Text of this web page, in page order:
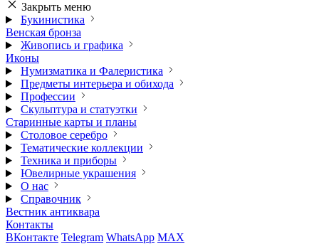
Закрыть меню
Букинистика
Венская бронза
Живопись и графика
Иконы
Нумизматика и Фалеристика
Предметы интерьера и обихода
Профессии
Скульптура и статуэтки
Старинные карты и планы
Столовое серебро
Тематические коллекции
Техника и приборы
Ювелирные украшения
О нас
Справочник
Вестник антиквара
Контакты
ВКонтакте Telegram WhatsApp MAX